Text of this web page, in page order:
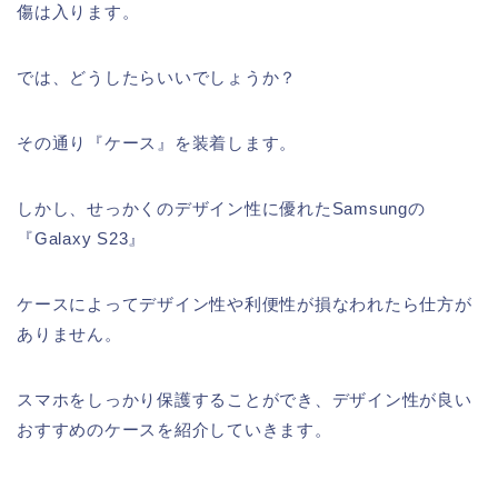
傷は入ります。
では、どうしたらいいでしょうか？
その通り『ケース』を装着します。
しかし、せっかくのデザイン性に優れたSamsungの
『Galaxy S23』
ケースによってデザイン性や利便性が損なわれたら仕方が
ありません。
スマホをしっかり保護することができ、デザイン性が良い
おすすめのケースを紹介していきます。